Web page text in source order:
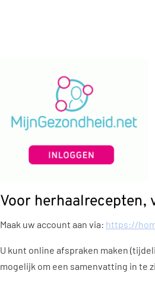
Voor herhaalrecepten,
Maak uw account aan via: https://
U kunt online afspraken maken
mogelijk om een samenvatting in te